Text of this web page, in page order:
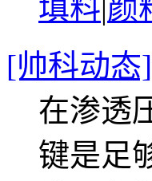
填料|颜
[帅科动态
在渗透
键是足